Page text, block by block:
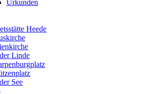
Urkunden
Heede
Linde
See